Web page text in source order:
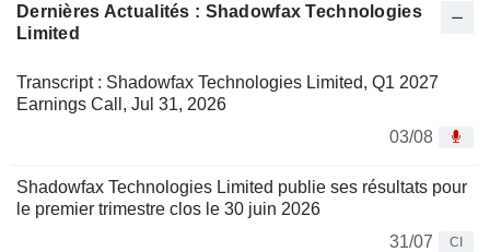
Dernières Actualités : Shadowfax Technologies
Limited
Transcript : Shadowfax Technologies Limited, Q1 2027
Earnings Call, Jul 31, 2026
03/08
Shadowfax Technologies Limited publie ses résultats pour
le premier trimestre clos le 30 juin 2026
31/07
CI